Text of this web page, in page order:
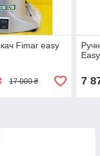
Fimar easy
17 000 ₴ 7